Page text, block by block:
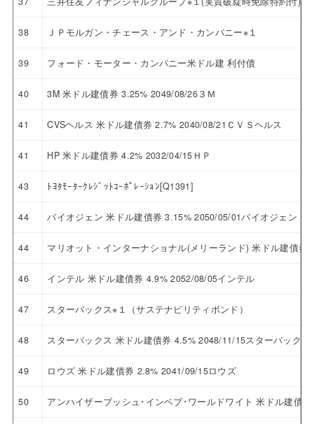
38 ＪＰモルガン・チェース・アンド・カンパニー※１
39 フォード・モーター・カンパニー米ドル建 利付債
40 3M 米ドル建債券 3.25% 2049/08/26３Ｍ
41 CVSヘルス 米ドル建債券 2.7% 2040/08/21ＣＶＳヘルス
41 HP 米ドル建債券 4.2% 2032/04/15ＨＰ
43 ﾄﾖﾀﾓｰﾀｰｸﾚｼﾞｯﾄｺｰﾎﾟﾚｰｼｮﾝ[Q1391]
44 バイオジェン 米ドル建債券 3.15% 2050/05/01バイオジェン
44 マリオット・インターナショナル(メリーランド) 米ドル建債
46 インテル 米ドル建債券 4.9% 2052/08/05インテル
47 スターバックス※１（サステナビリティボンド）
48 スターバックス 米ドル建債券 4.5% 2048/11/15スターバックス
49 ロウズ 米ドル建債券 2.8% 2041/09/15ロウズ
50 アンハイザーブッシュ･インベブ･ワールドワイト 米ドル建債